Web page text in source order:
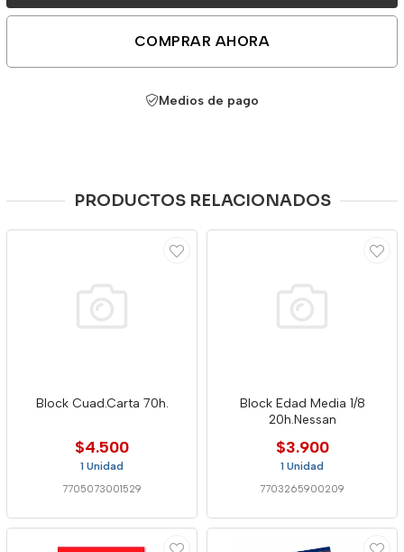
COMPRAR AHORA
Medios de pago
PRODUCTOS RELACIONADOS
Block Cuad.Carta 70h.
$4.500
1 Unidad
7705073001529
Block Edad Media 1/8
20h.Nessan
$3.900
1 Unidad
7703265900209